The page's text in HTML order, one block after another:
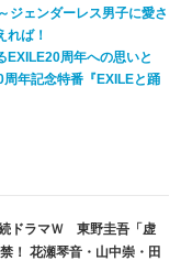
ジェンダーレス男子に愛さ
ば！
EXILE20周年への思いと
年記念特番『EXILEと踊
ドラマＷ 東野圭吾「虚
！ 花瀬琴音・山中崇・田